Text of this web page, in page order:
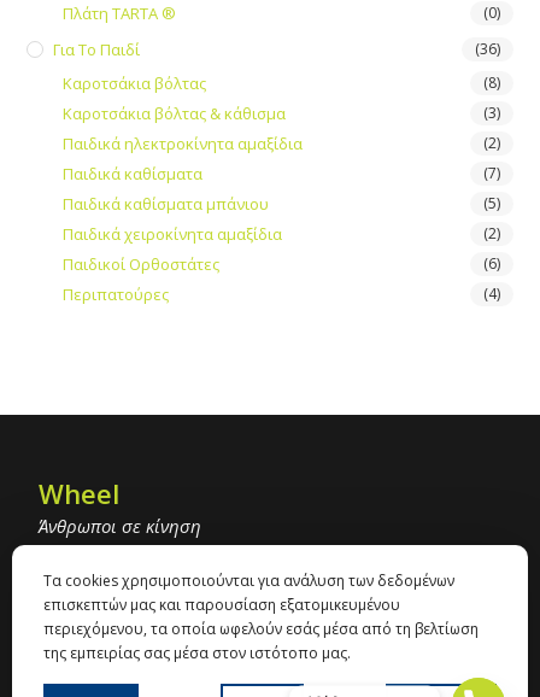
Πλάτη TARTA ® (0)
Για Το Παιδί (36)
Καροτσάκια βόλτας (8)
Καροτσάκια βόλτας & κάθισμα (3)
Παιδικά ηλεκτροκίνητα αμαξίδια (2)
Παιδικά καθίσματα (7)
Παιδικά καθίσματα μπάνιου (5)
Παιδικά χειροκίνητα αμαξίδια (2)
Παιδικοί Ορθοστάτες (6)
Περιπατούρες (4)
Wheel
Άνθρωποι σε κίνηση
info@wheel.gr
Γρ. Λαμπράκη 47 με Ορτανσίας, 54351,
Θεσσαλονίκη
Τα cookies χρησιμοποιούνται για ανάλυση των δεδομένων
επισκεπτών μας και παρουσίαση εξατομικευμένου
περιεχόμενου, τα οποία ωφελούν εσάς μέσα από τη βελτίωση
της εμπειρίας σας μέσα στον ιστότοπο μας.